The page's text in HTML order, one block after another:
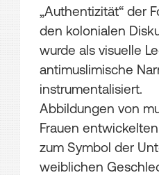
„Authentizität“ der
den kolonialen
wurde als visuelle
antimuslimische
instrumentalisiert.
Abbildungen von
Frauen
zum Symbol der
weiblichen